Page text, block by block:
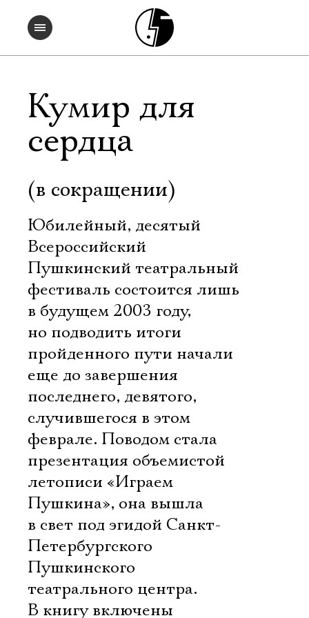
Кумир для
сердца
(в сокращении)
Юбилейный, десятый
Всероссийский
Пушкинский театральный
фестиваль состоится лишь
в будущем 2003 году,
но подводить итоги
пройденного пути начали
еще до завершения
последнего, девятого,
случившегося в этом
феврале. Поводом стала
презентация объемистой
летописи «Играем
Пушкина», она вышла
в свет под эгидой Санкт-
Петербургского
Пушкинского
театрального центра.
В книгу включены